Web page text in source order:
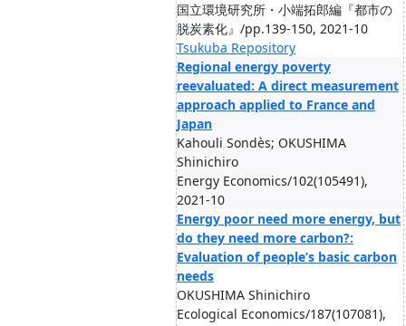
国立環境研究所・小端拓郎編『都市の
脱炭素化』/pp.139-150, 2021-10
Tsukuba Repository
Regional energy poverty
reevaluated: A direct measurement
approach applied to France and
Japan
Kahouli Sondès; OKUSHIMA
Shinichiro
Energy Economics/102(105491),
2021-10
Energy poor need more energy, but
do they need more carbon?:
Evaluation of people’s basic carbon
needs
OKUSHIMA Shinichiro
Ecological Economics/187(107081),